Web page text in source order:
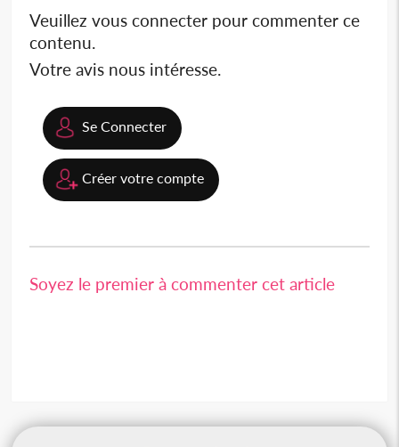
Veuillez vous connecter pour commenter ce
contenu.
Votre avis nous intéresse.
Se Connecter
Créer votre compte
Soyez le premier à commenter cet article